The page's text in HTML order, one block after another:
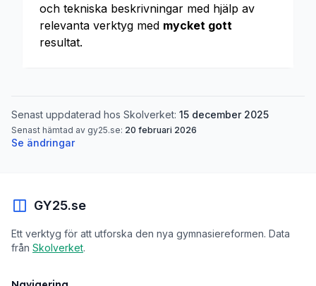
och tekniska beskrivningar med hjälp av
relevanta verktyg med mycket gott
resultat.
Senast uppdaterad hos Skolverket: 15 december 2025
Senast hämtad av gy25.se: 20 februari 2026
Se ändringar
GY25.se
Ett verktyg för att utforska den nya gymnasiereformen. Data
från Skolverket.